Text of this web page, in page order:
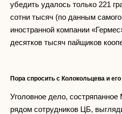
убедить удалось только 221
сотни тысяч (по данным
иностранной компании
десятков тысяч пайщиков
Пора спросить с Колокольцева и
Уголовное дело,
рядом сотрудников ЦБ,